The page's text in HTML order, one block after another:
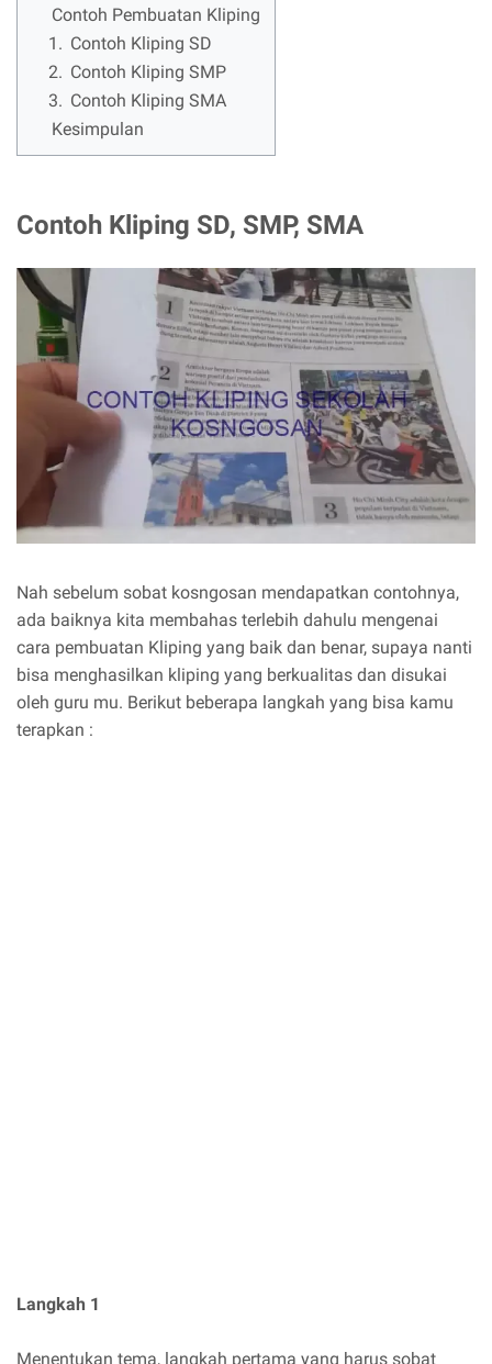
Contoh Pembuatan Kliping
1. Contoh Kliping SD
2. Contoh Kliping SMP
3. Contoh Kliping SMA
Kesimpulan
Contoh Kliping SD, SMP, SMA
Nah sebelum sobat kosngosan mendapatkan contohnya,
ada baiknya kita membahas terlebih dahulu mengenai
cara pembuatan Kliping yang baik dan benar, supaya nanti
bisa menghasilkan kliping yang berkualitas dan disukai
oleh guru mu. Berikut beberapa langkah yang bisa kamu
terapkan :
Langkah 1
Menentukan tema, langkah pertama yang harus sobat